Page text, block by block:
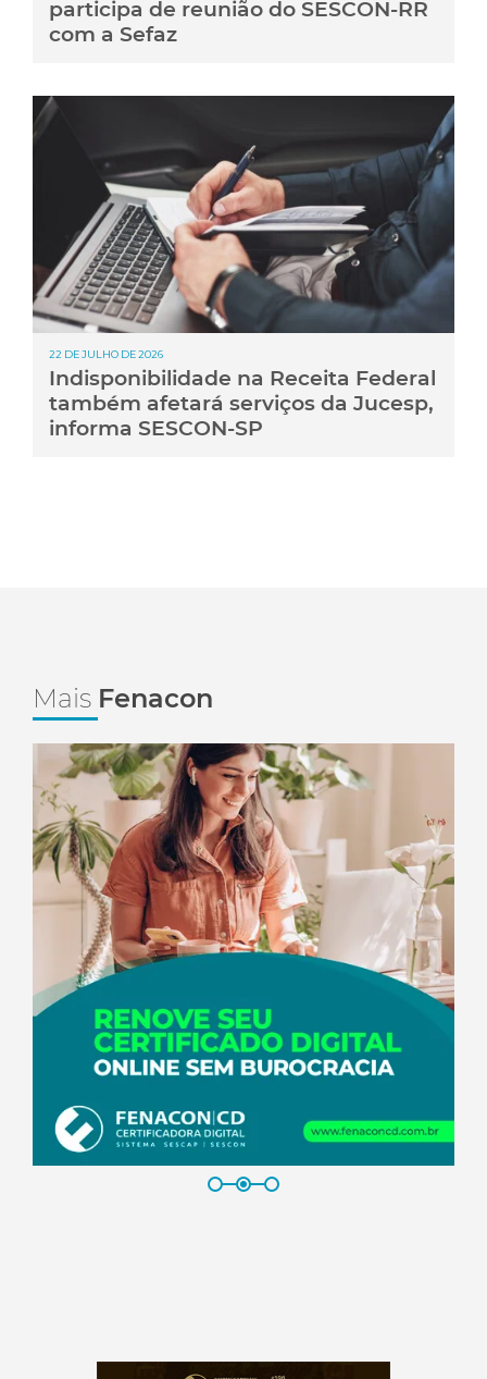
participa de reunião do SESCON-RR
com a Sefaz
22 DE JULHO DE 2026
Indisponibilidade na Receita Federal
também afetará serviços da Jucesp,
informa SESCON-SP
Mais Fenacon